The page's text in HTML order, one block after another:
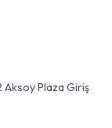
Aksoy Plaza Giriş